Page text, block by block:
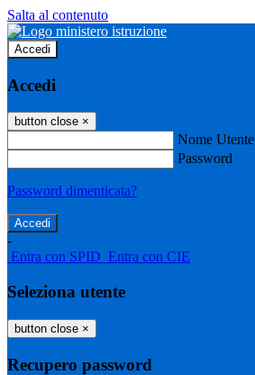
Salta al contenuto
Accedi
Accedi
button close ×
Nome Utente
Password
Password dimenticata?
-
Entra con SPID Entra con CIE
Seleziona utente
button close ×
Recupero password